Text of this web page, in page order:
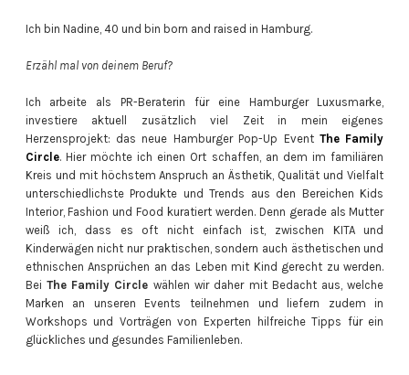
Ich bin Nadine, 40 und bin born and raised in Hamburg.
Erzähl mal von deinem Beruf?
Ich arbeite als PR-Beraterin für eine Hamburger Luxusmarke,
investiere aktuell zusätzlich viel Zeit in mein eigenes
Herzensprojekt: das neue Hamburger Pop-Up EventThe Family
Circle. Hier möchte ich einen Ort schaffen, an dem im familiären
Kreis und mit höchstem Anspruch an Ästhetik, Qualität und Vielfalt
unterschiedlichste Produkte und Trends aus den Bereichen Kids
Interior, Fashion und Food kuratiert werden. Denn gerade als Mutter
weiß ich, dass es oft nicht einfach ist, zwischen KITA und
Kinderwägen nicht nur praktischen, sondern auch ästhetischen und
ethnischen Ansprüchen an das Leben mit Kind gerecht zu werden.
Bei The Family Circle wählen wir daher mit Bedacht aus, welche
Marken an unseren Events teilnehmen und liefern zudem in
Workshops und Vorträgen von Experten hilfreiche Tipps für ein
glückliches und gesundes Familienleben.